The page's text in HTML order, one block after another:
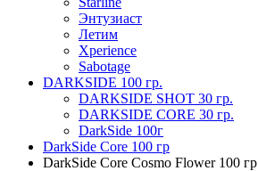
Энтузиаст
Летим
Xperience
Sabotage
DARKSIDE 100 гр.
DARKSIDE SHOT 30 гр.
DARKSIDE CORE 30 гр.
DarkSide 100г
DarkSide Core 100 гр
DarkSide Core Cosmo Flower 100 гр